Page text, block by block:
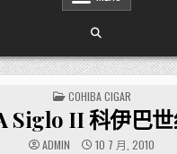
POSTED
IN
COHIBA CIGAR
Siglo II 科伊巴
ADMIN 10 7 月, 2010